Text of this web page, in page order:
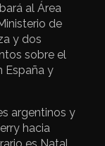
al Área
de
y dos
sobre el
España y
argentinos y
hacia